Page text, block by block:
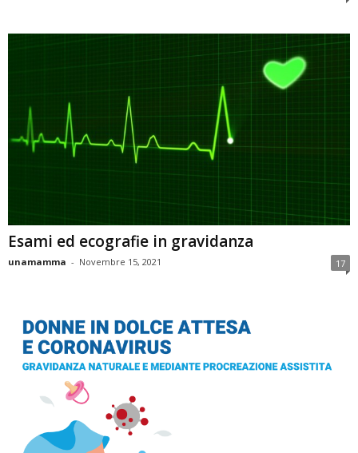
Esami ed ecografie in gravidanza
unamamma - Novembre 15, 2021 17